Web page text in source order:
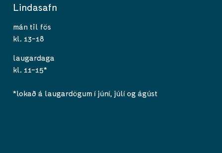
Lindasafn
mán til fös
kl. 13-18
laugardaga
kl. 11-15*
*lokað á laugardögum í júní, júlí og ágúst